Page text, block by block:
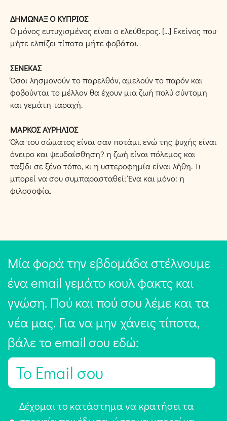
ΔΗΜΩΝΑΞ Ο ΚΥΠΡΙΟΣ
Ο μόνος ευτυχισμένος είναι ο ελεύθερος. […] Εκείνος που
μήτε ελπίζει τίποτα μήτε φοβάται.
ΣΕΝΕΚΑΣ
Όσοι λησμονούν το παρελθόν, αμελούν το παρόν και
φοβούνται το μέλλον θα έχουν μια ζωή πολύ σύντομη
και γεμάτη ταραχή.
ΜΑΡΚΟΣ ΑΥΡΗΛΙΟΣ
Όλα του σώματος είναι σαν ποτάμι, ενώ της ψυχής είναι
όνειρο και ψευδαίσθηση? η ζωή είναι πόλεμος και
ταξίδι σε ξένο τόπο, κι η υστεροφημία είναι λήθη. Τι
μπορεί να σου συμπαρασταθεί; Ένα και μόνο: η
φιλοσοφία.
Μία φορά την εβδομάδα στέλνουμε
ένα email γεμάτο κουλ φακτς και
γνώση. Πού και πού σου λέμε και τα
νέα μας. Για να μην χάνεις τίποτα,
βάλε το email σου εδώ:
E
Δέχομαι το κατάστημα να κρατήσει τα